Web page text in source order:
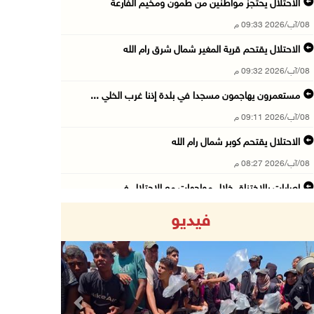
الاحتلال يحتجز مواطنين من طمون ومخيم الفارعة
08/آب/2026 09:33 م
الاحتلال يقتحم قرية المغير شمال شرق رام الله
08/آب/2026 09:32 م
مستعمرون يهاجمون مسجدا في بلدة إذنا غرب الخلي ...
08/آب/2026 09:11 م
الاحتلال يقتحم كوبر شمال رام الله
08/آب/2026 08:27 م
إصابات بالاختناق خلال مواجهات مع الاحتلال في ...
08/آب/2026 07:56 م
مستعمرون يهاجمون قرية أبو فلاح
08/آب/2026 07:07 م
فيديو
Previous Next